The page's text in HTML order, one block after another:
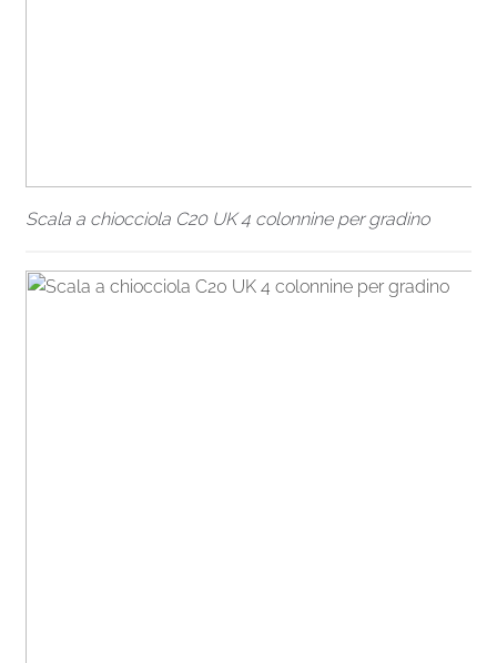
Scala a chiocciola C20 UK 4 colonnine per gradino